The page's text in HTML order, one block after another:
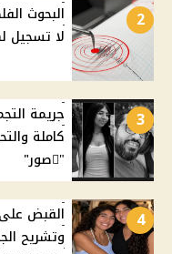
2
البحوث
لا تسجيل
3
جريمة
كاملة
"ًصور"
4
القبض
وتشريح